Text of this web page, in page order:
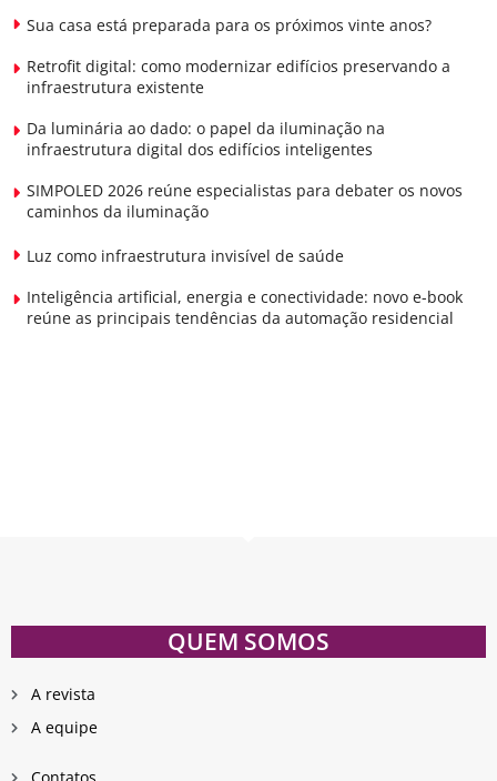
Sua casa está preparada para os próximos vinte anos?
Retrofit digital: como modernizar edifícios preservando a
infraestrutura existente
Da luminária ao dado: o papel da iluminação na
infraestrutura digital dos edifícios inteligentes
SIMPOLED 2026 reúne especialistas para debater os novos
caminhos da iluminação
Luz como infraestrutura invisível de saúde
Inteligência artificial, energia e conectividade: novo e-book
reúne as principais tendências da automação residencial
QUEM SOMOS
A revista
A equipe